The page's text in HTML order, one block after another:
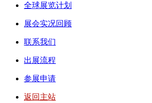
全球展览计划
展会实况回顾
联系我们
出展流程
参展申请
返回主站